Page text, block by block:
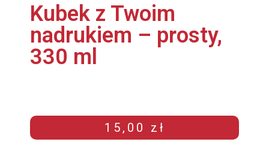
Kubek z Twoim
nadrukiem – prosty,
330 ml
15,00 zł